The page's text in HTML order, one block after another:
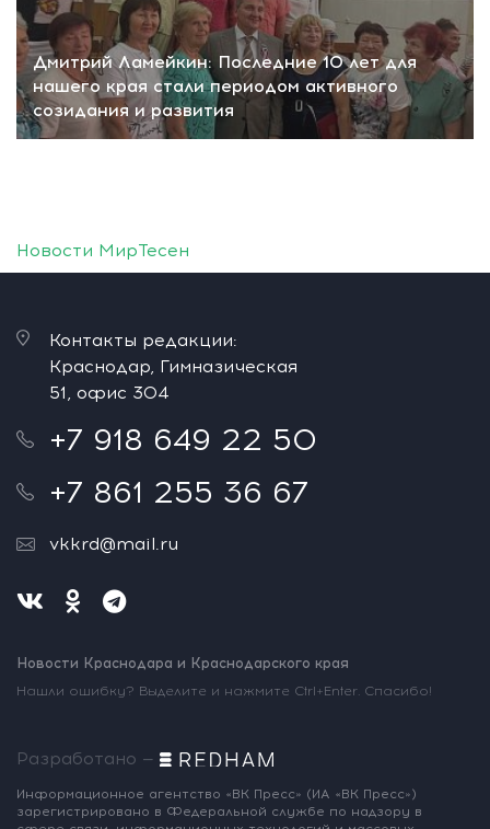
Дмитрий Ламейкин: Последние 10 лет для
нашего края стали периодом активного
созидания и развития
Новости МирТесен
Контакты редакции:
Краснодар, Гимназическая
51, офис 304
+7 918 649 22 50
+7 861 255 36 67
vkkrd@mail.ru
Новости Краснодара и Краснодарского края
Нашли ошибку? Выделите и нажмите Ctrl+Enter. Спасибо!
Разработано —
Информационное агентство «ВК Пресс» (ИА «ВК Пресс»)
зарегистрировано в Федеральной службе по надзору в